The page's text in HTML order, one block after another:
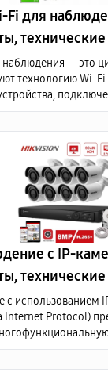
Fi для
— это
технологию Wi-
с IP-
с использованием
Internet Protocol)